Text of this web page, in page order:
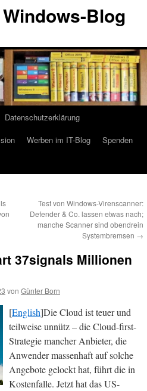
Blog
Datenschutzerklärung
Werben im IT-Blog
Spenden
Test von Windows-Virenscanner:
Defender & Co. lassen etwas nach;
manche Scanner sind obendrein
Systembremsen →
37signals Millionen
von Günter Born
[English]Die Cloud ist teuer und
teilweise unnütz – die Cloud-first-
Strategie mancher Anbieter, die
Anwender massenhaft auf solche
Angebote gelockt hat, führt die in
Kostenfalle. Jetzt hat das US-